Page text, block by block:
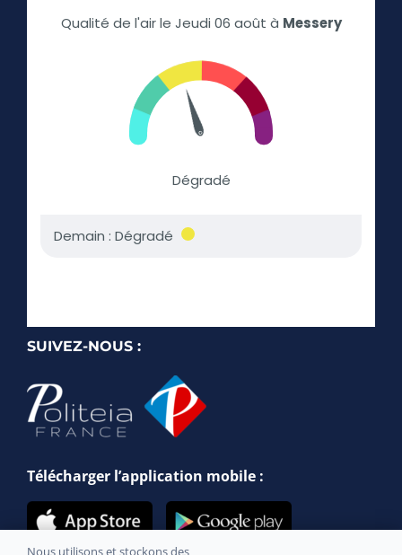
SUIVEZ-NOUS :
Télécharger l’application mobile :
Nous utilisons et stockons des